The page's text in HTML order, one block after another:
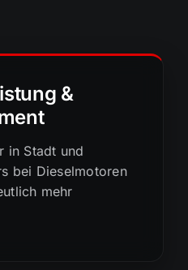
&
in Stadt und
bei Dieselmotoren
mehr